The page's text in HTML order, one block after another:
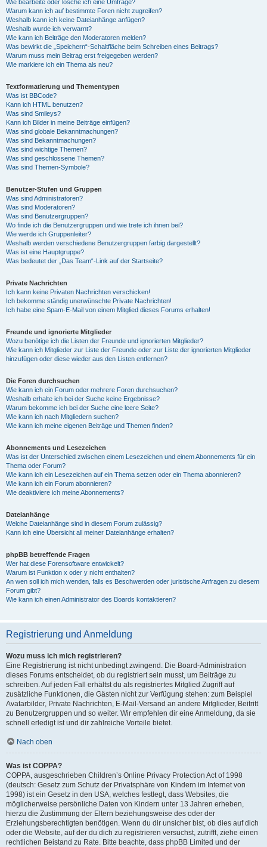
Wie bearbeite oder lösche ich eine Umfrage?
Warum kann ich auf bestimmte Foren nicht zugreifen?
Weshalb kann ich keine Dateianhänge anfügen?
Weshalb wurde ich verwarnt?
Wie kann ich Beiträge den Moderatoren melden?
Was bewirkt die „Speichern“-Schaltfläche beim Schreiben eines Beitrags?
Warum muss mein Beitrag erst freigegeben werden?
Wie markiere ich ein Thema als neu?
Textformatierung und Thementypen
Was ist BBCode?
Kann ich HTML benutzen?
Was sind Smileys?
Kann ich Bilder in meine Beiträge einfügen?
Was sind globale Bekanntmachungen?
Was sind Bekanntmachungen?
Was sind wichtige Themen?
Was sind geschlossene Themen?
Was sind Themen-Symbole?
Benutzer-Stufen und Gruppen
Was sind Administratoren?
Was sind Moderatoren?
Was sind Benutzergruppen?
Wo finde ich die Benutzergruppen und wie trete ich ihnen bei?
Wie werde ich Gruppenleiter?
Weshalb werden verschiedene Benutzergruppen farbig dargestellt?
Was ist eine Hauptgruppe?
Was bedeutet der „Das Team“-Link auf der Startseite?
Private Nachrichten
Ich kann keine Privaten Nachrichten verschicken!
Ich bekomme ständig unerwünschte Private Nachrichten!
Ich habe eine Spam-E-Mail von einem Mitglied dieses Forums erhalten!
Freunde und ignorierte Mitglieder
Wozu benötige ich die Listen der Freunde und ignorierten Mitglieder?
Wie kann ich Mitglieder zur Liste der Freunde oder zur Liste der ignorierten Mitglieder
hinzufügen oder diese wieder aus den Listen entfernen?
Die Foren durchsuchen
Wie kann ich ein Forum oder mehrere Foren durchsuchen?
Weshalb erhalte ich bei der Suche keine Ergebnisse?
Warum bekomme ich bei der Suche eine leere Seite?
Wie kann ich nach Mitgliedern suchen?
Wie kann ich meine eigenen Beiträge und Themen finden?
Abonnements und Lesezeichen
Was ist der Unterschied zwischen einem Lesezeichen und einem Abonnements für ein
Thema oder Forum?
Wie kann ich ein Lesezeichen auf ein Thema setzen oder ein Thema abonnieren?
Wie kann ich ein Forum abonnieren?
Wie deaktiviere ich meine Abonnements?
Dateianhänge
Welche Dateianhänge sind in diesem Forum zulässig?
Kann ich eine Übersicht all meiner Dateianhänge erhalten?
phpBB betreffende Fragen
Wer hat diese Forensoftware entwickelt?
Warum ist Funktion x oder y nicht enthalten?
An wen soll ich mich wenden, falls es Beschwerden oder juristische Anfragen zu diesem
Forum gibt?
Wie kann ich einen Administrator des Boards kontaktieren?
Registrierung und Anmeldung
Wozu muss ich mich registrieren?
Eine Registrierung ist nicht unbedingt zwingend. Die Board-Administration
dieses Forums entscheidet, ob du registriert sein musst, um Beiträge zu
schreiben. Auf jeden Fall erhältst du als registriertes Mitglied Zugriff auf
zusätzliche Funktionen, die Gästen nicht zur Verfügung stehen: zum Beispiel
Avatarbilder, Private Nachrichten, E-Mail-Versand an andere Mitglieder, Beitritt
zu Benutzergruppen und so weiter. Wir empfehlen dir eine Anmeldung, da sie
schnell erledigt ist und dir zahlreiche Vorteile bietet.
Nach oben
Was ist COPPA?
COPPA, ausgeschrieben Children’s Online Privacy Protection Act of 1998
(deutsch: Gesetz zum Schutz der Privatsphäre von Kindern im Internet von
1998) ist ein Gesetz in den USA, welches festlegt, dass Websites, die
möglicherweise persönliche Daten von Kindern unter 13 Jahren erheben,
hierzu die Zustimmung der Eltern beziehungsweise des oder der
Erziehungsberechtigten benötigen. Wenn du dir unsicher bist, ob dies auf dich
oder die Website, auf der du dich zu registrieren versuchst, zutrifft, ziehe einen
rechtlichen Beistand zu Rate. Bitte beachte, dass phpBB Limited und der